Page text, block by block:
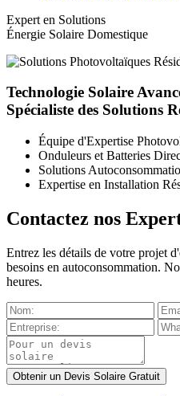
Expert en Solutions
Énergie Solaire Domestique
Technologie Solaire
Spécialiste des Solutions
Équipe d'Expertise
Onduleurs et Batteries
Solutions
Expertise en Installation
Contactez nos
Entrez les détails de votre projet
besoins en autoconsommation.
heures.